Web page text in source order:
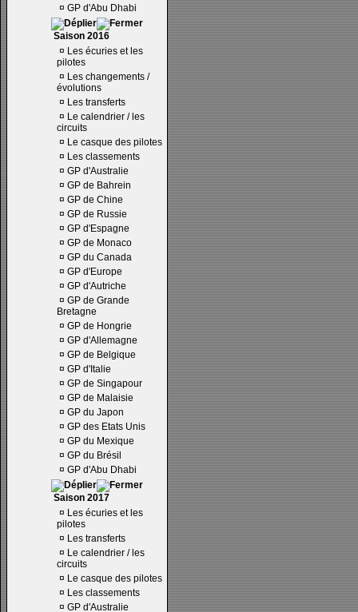
¤ GP d'Abu Dhabi
Saison 2016
¤ Les écuries et les
pilotes
¤ Les changements /
évolutions
¤ Les transferts
¤ Le calendrier / les
circuits
¤ Le casque des pilotes
¤ Les classements
¤ GP d'Australie
¤ GP de Bahrein
¤ GP de Chine
¤ GP de Russie
¤ GP d'Espagne
¤ GP de Monaco
¤ GP du Canada
¤ GP d'Europe
¤ GP d'Autriche
¤ GP de Grande
Bretagne
¤ GP de Hongrie
¤ GP d'Allemagne
¤ GP de Belgique
¤ GP d'Italie
¤ GP de Singapour
¤ GP de Malaisie
¤ GP du Japon
¤ GP des Etats Unis
¤ GP du Mexique
¤ GP du Brésil
¤ GP d'Abu Dhabi
Saison 2017
¤ Les écuries et les
pilotes
¤ Les transferts
¤ Le calendrier / les
circuits
¤ Le casque des pilotes
¤ Les classements
¤ GP d'Australie